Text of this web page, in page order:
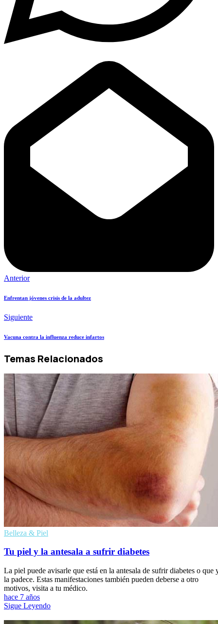
Anterior
Enfrentan jóvenes crisis de la adultez
Siguiente
Vacuna contra la influenza reduce infartos
Temas Relacionados
Belleza & Piel
Tu piel y la antesala a sufrir diabetes
La piel puede avisarle que está en la antesala de sufrir diabetes o que
la padece. Estas manifestaciones también pueden deberse a otro
motivos, visita a tu médico.
hace 7 años
Sigue Leyendo